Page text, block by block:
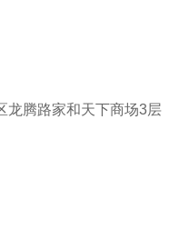
龙腾路家和天下商场3层